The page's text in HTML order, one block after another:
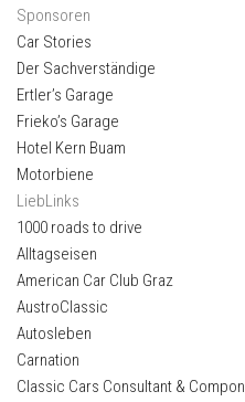
Sponsoren
Car Stories
Der Sachverständige
Ertler’s Garage
Frieko’s Garage
Hotel Kern Buam
Motorbiene
LiebLinks
1000 roads to drive
Alltagseisen
American Car Club Graz
AustroClassic
Autosleben
Carnation
Classic Cars Consultant &